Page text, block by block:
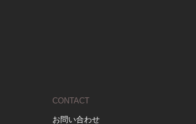
CONTACT
お問い合わせ